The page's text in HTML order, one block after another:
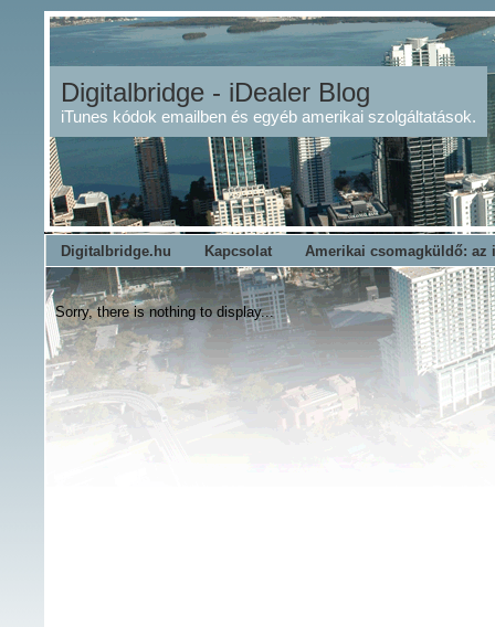
Digitalbridge - iDealer Blog
iTunes kódok emailben és egyéb amerikai szolgáltatások.
Digitalbridge.hu Kapcsolat Amerikai csomagküldő: az
Sorry, there is nothing to display...